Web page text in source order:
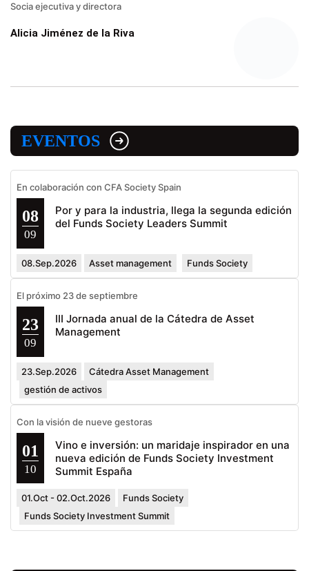
Socia ejecutiva y directora
Alicia Jiménez de la Riva
EVENTOS
En colaboración con CFA Society Spain
08
09
Por y para la industria, llega la segunda edición
del Funds Society Leaders Summit
08.Sep.2026 Asset management Funds Society
El próximo 23 de septiembre
23
09
III Jornada anual de la Cátedra de Asset
Management
23.Sep.2026
Cátedra Asset Management
gestión de activos
Con la visión de nueve gestoras
01
10
Vino e inversión: un maridaje inspirador en una
nueva edición de Funds Society Investment
Summit España
01.Oct - 02.Oct.2026
Funds Society
Funds Society Investment Summit